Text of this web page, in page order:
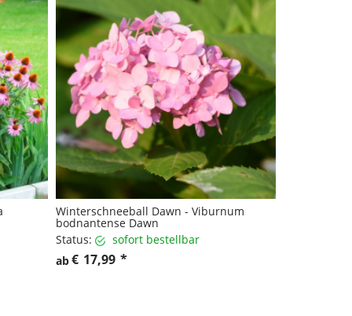
Winterschneeball Dawn - Viburnum
bodnantense Dawn
Status:
sofort bestellbar
ab€ 17,99 *